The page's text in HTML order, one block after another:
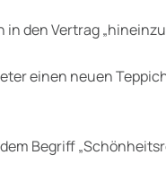
den Vertrag
einen neuen
Begriff